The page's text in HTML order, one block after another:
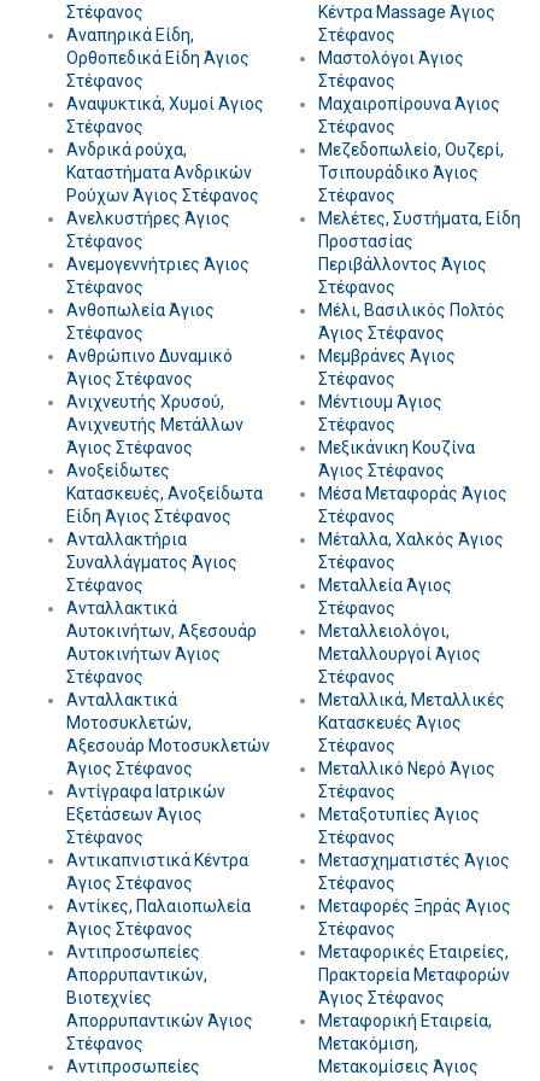
Στέφανος
Αναπηρικά Είδη,
Ορθοπεδικά Είδη Άγιος
Στέφανος
Αναψυκτικά, Χυμοί Άγιος
Στέφανος
Ανδρικά ρούχα,
Καταστήματα Ανδρικών
Ρούχων Άγιος Στέφανος
Ανελκυστήρες Άγιος
Στέφανος
Ανεμογεννήτριες Άγιος
Στέφανος
Ανθοπωλεία Άγιος
Στέφανος
Ανθρώπινο Δυναμικό
Άγιος Στέφανος
Ανιχνευτής Χρυσού,
Ανιχνευτής Μετάλλων
Άγιος Στέφανος
Ανοξείδωτες
Κατασκευές, Ανοξείδωτα
Είδη Άγιος Στέφανος
Ανταλλακτήρια
Συναλλάγματος Άγιος
Στέφανος
Ανταλλακτικά
Αυτοκινήτων, Αξεσουάρ
Αυτοκινήτων Άγιος
Στέφανος
Ανταλλακτικά
Μοτοσυκλετών,
Αξεσουάρ Μοτοσυκλετών
Άγιος Στέφανος
Αντίγραφα Ιατρικών
Εξετάσεων Άγιος
Στέφανος
Αντικαπνιστικά Κέντρα
Άγιος Στέφανος
Αντίκες, Παλαιοπωλεία
Άγιος Στέφανος
Αντιπροσωπείες
Απορρυπαντικών,
Βιοτεχνίες
Απορρυπαντικών Άγιος
Στέφανος
Αντιπροσωπείες
Κέντρα Massage Άγιος
Στέφανος
Μαστολόγοι Άγιος
Στέφανος
Μαχαιροπίρουνα Άγιος
Στέφανος
Μεζεδοπωλείο, Ουζερί,
Τσιπουράδικο Άγιος
Στέφανος
Μελέτες, Συστήματα, Είδη
Προστασίας
Περιβάλλοντος Άγιος
Στέφανος
Μέλι, Βασιλικός Πολτός
Άγιος Στέφανος
Μεμβράνες Άγιος
Στέφανος
Μέντιουμ Άγιος
Στέφανος
Μεξικάνικη Κουζίνα
Άγιος Στέφανος
Μέσα Μεταφοράς Άγιος
Στέφανος
Μέταλλα, Χαλκός Άγιος
Στέφανος
Μεταλλεία Άγιος
Στέφανος
Μεταλλειολόγοι,
Μεταλλουργοί Άγιος
Στέφανος
Μεταλλικά, Μεταλλικές
Κατασκευές Άγιος
Στέφανος
Μεταλλικό Νερό Άγιος
Στέφανος
Μεταξοτυπίες Άγιος
Στέφανος
Μετασχηματιστές Άγιος
Στέφανος
Μεταφορές Ξηράς Άγιος
Στέφανος
Μεταφορικές Εταιρείες,
Πρακτορεία Μεταφορών
Άγιος Στέφανος
Μεταφορική Εταιρεία,
Μετακόμιση,
Μετακομίσεις Άγιος